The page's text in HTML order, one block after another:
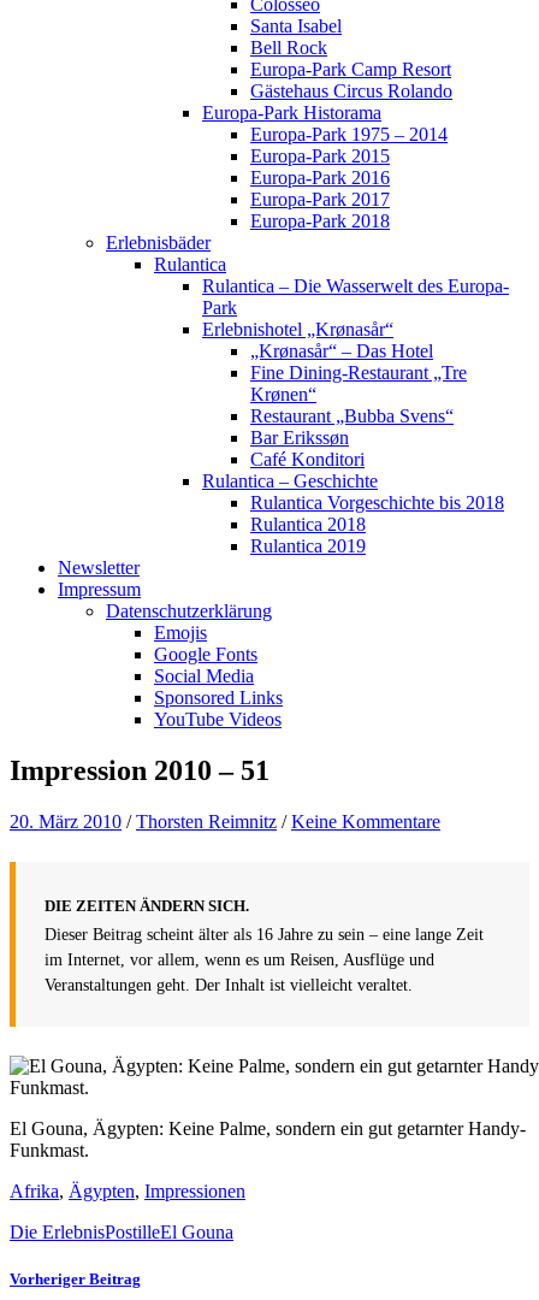
Colosseo
Santa Isabel
Bell Rock
Europa-Park Camp Resort
Gästehaus Circus Rolando
Europa-Park Historama
Europa-Park 1975 – 2014
Europa-Park 2015
Europa-Park 2016
Europa-Park 2017
Europa-Park 2018
Erlebnisbäder
Rulantica
Rulantica – Die Wasserwelt des Europa-
Park
Erlebnishotel „Krønasår“
„Krønasår“ – Das Hotel
Fine Dining-Restaurant „Tre
Krønen“
Restaurant „Bubba Svens“
Bar Erikssøn
Café Konditori
Rulantica – Geschichte
Rulantica Vorgeschichte bis 2018
Rulantica 2018
Rulantica 2019
Newsletter
Impressum
Datenschutzerklärung
Emojis
Google Fonts
Social Media
Sponsored Links
YouTube Videos
Impression 2010 – 51
20. März 2010 /Thorsten Reimnitz /Keine Kommentare
DIE ZEITEN ÄNDERN SICH.
Dieser Beitrag scheint älter als 16 Jahre zu sein – eine lange Zeit
im Internet, vor allem, wenn es um Reisen, Ausflüge und
Veranstaltungen geht. Der Inhalt ist vielleicht veraltet.
El Gouna, Ägypten: Keine Palme, sondern ein gut getarnter Handy-
Funkmast.
Afrika, Ägypten, Impressionen
Die ErlebnisPostilleEl Gouna
Vorheriger Beitrag